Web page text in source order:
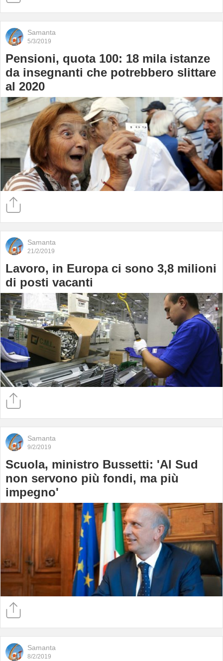
Samanta
5/3/2019
Pensioni, quota 100: 18 mila istanze
da insegnanti che potrebbero slittare
al 2020
Samanta
21/2/2019
Lavoro, in Europa ci sono 3,8 milioni
di posti vacanti
Samanta
9/2/2019
Scuola, ministro Bussetti: 'Al Sud
non servono più fondi, ma più
impegno'
Samanta
8/2/2019